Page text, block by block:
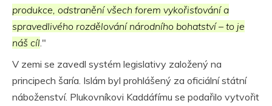
produkce, odstranění všech forem vykořisťování a
spravedlivého rozdělování národního bohatství – to je
náš cíl ."
V zemi se zavedl systém legislativy založený na
principech šaría. Islám byl prohlášený za oficiální státní
náboženství. Plukovníkovi Kaddáfímu se podařilo vytvořit